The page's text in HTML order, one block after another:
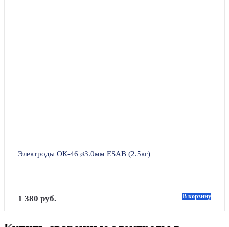
Электроды ОК-46 ø3.0мм ESAB (2.5кг)
1 380 руб. В корзину